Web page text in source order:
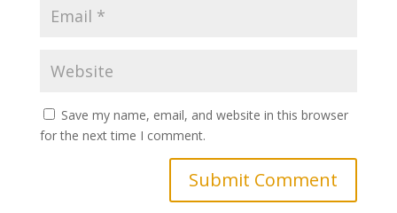
Save my name, email, and website in this browser
for the next time I comment.